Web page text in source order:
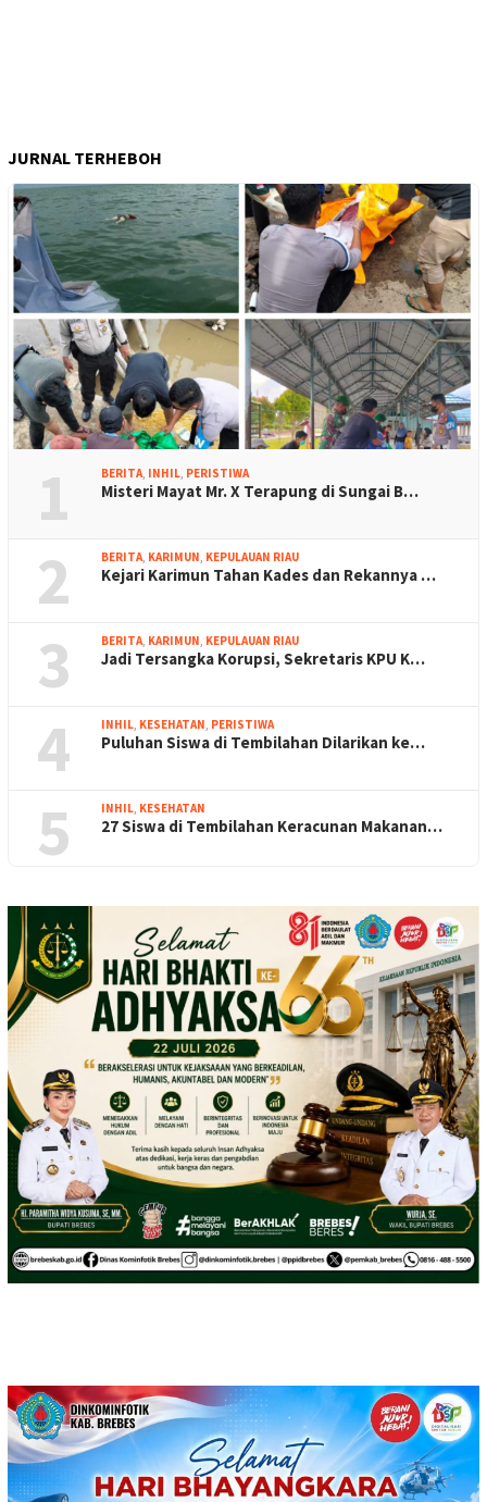
JURNAL TERHEBOH
1 BERITA INHIL PERISTIWA
Misteri Mayat Mr. X Terapung di Sungai B…
2 BERITA KARIMUN KEPULAUAN RIAU
Kejari Karimun Tahan Kades dan Rekannya …
3 BERITA KARIMUN KEPULAUAN RIAU
Jadi Tersangka Korupsi, Sekretaris KPU K…
4 INHIL KESEHATAN PERISTIWA
Puluhan Siswa di Tembilahan Dilarikan ke…
5 INHIL KESEHATAN
27 Siswa di Tembilahan Keracunan Makanan…